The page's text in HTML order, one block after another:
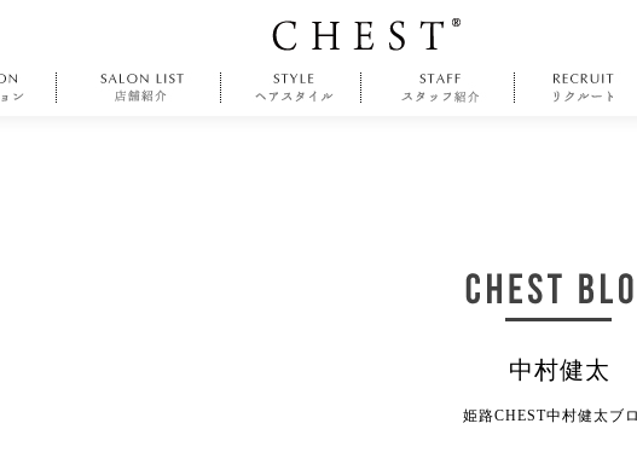
中村健太
姫路CHEST中村健太ブ